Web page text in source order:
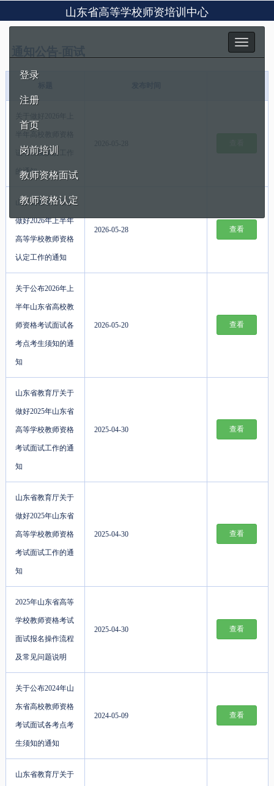
山东省高等学校师资培训中心
Toggle
navigation
登录
注册
首页
岗前培训
教师资格面试
教师资格认定
证书补发换发工作
的通知
山东省教育厅关于
做好2026年上半年
高等学校教师资格
认定工作的通知
2026-05-28 查看
关于公布2026年上
半年山东省高校教
师资格考试面试各
考点考生须知的通
知
2026-05-20 查看
山东省教育厅关于
做好2025年山东省
高等学校教师资格
考试面试工作的通
知
2025-04-30 查看
山东省教育厅关于
做好2025年山东省
高等学校教师资格
考试面试工作的通
知
2025-04-30 查看
2025年山东省高等
学校教师资格考试
面试报名操作流程
及常见问题说明
2025-04-30 查看
关于公布2024年山
东省高校教师资格
考试面试各考点考
生须知的通知
2024-05-09 查看
山东省教育厅关于